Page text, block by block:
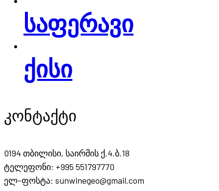
საფერავი
ქისი
კონტაქტი
0194 თბილისი, საირმის ქ.4.ბ.18
ტელეფონი: +995 551797770
ელ-ფოსტა: sunwinegeo@gmail.com